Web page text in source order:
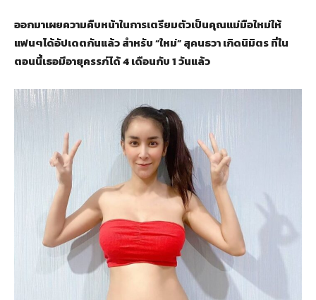
ออกมาเผยความคืบหน้าในการเตรียมตัวเป็นคุณแม่มือใหม่ให้
แฟนๆได้อัปเดตกันแล้ว สำหรับ “ใหม่” สุคนธวา เกิดนิมิตร ที่ใน
ตอนนี้เธอมีอายุครรภ์ได้ 4 เดือนกับ 1 วันแล้ว